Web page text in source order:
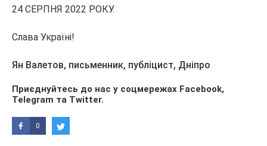
24 СЕРПНЯ 2022 РОКУ.
Слава Україні!
Ян Валетов, письменник, публіцист, Дніпро
Приєднуйтесь до нас у соцмережах Facebook,
Telegram та Twitter.
0